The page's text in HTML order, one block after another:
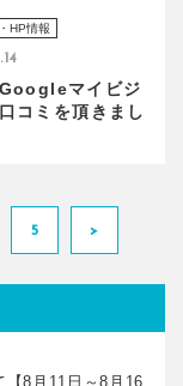
HP情報
マイビジ
コミを頂きまし
5 >
【8月11日～8月16